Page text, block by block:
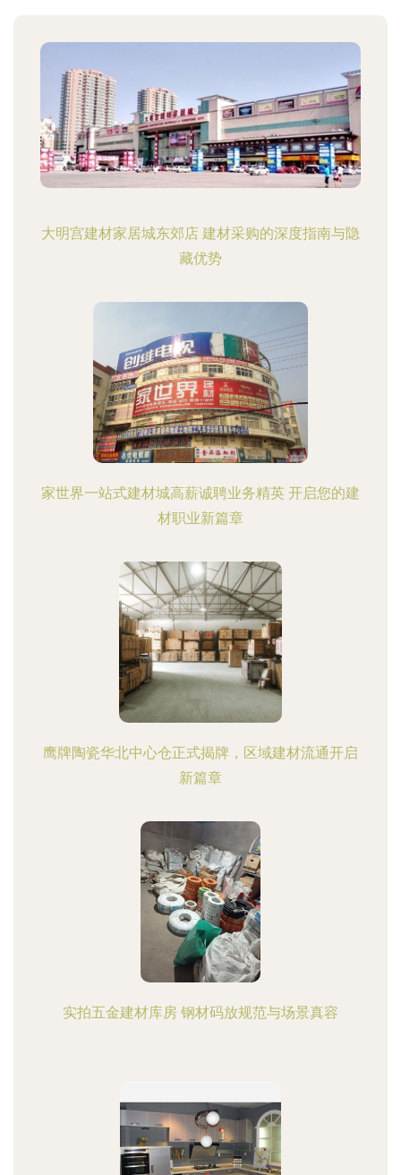
大明宫建材家居城东郊店 建材采购的深度指南与隐
藏优势
家世界一站式建材城高薪诚聘业务精英 开启您的建
材职业新篇章
鹰牌陶瓷华北中心仓正式揭牌，区域建材流通开启
新篇章
实拍五金建材库房 钢材码放规范与场景真容